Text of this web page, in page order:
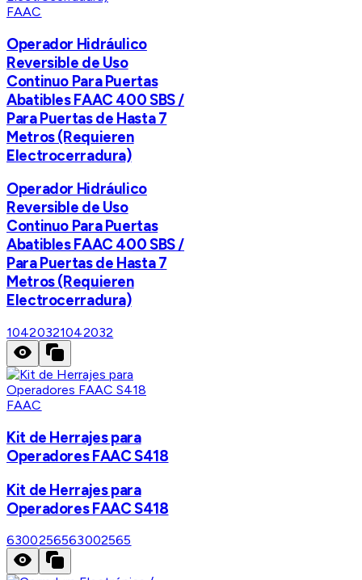
FAAC
Operador Hidráulico
Reversible de Uso
Continuo Para Puertas
Abatibles FAAC 400 SBS /
Para Puertas de Hasta 7
Metros (Requieren
Electrocerradura)
Operador Hidráulico
Reversible de Uso
Continuo Para Puertas
Abatibles FAAC 400 SBS /
Para Puertas de Hasta 7
Metros (Requieren
Electrocerradura)
10420321042032
FAAC
Kit de Herrajes para
Operadores FAAC S418
Kit de Herrajes para
Operadores FAAC S418
6300256563002565